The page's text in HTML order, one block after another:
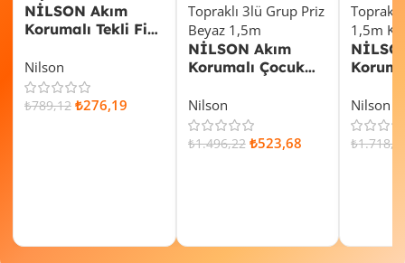
NİLSON Akım
Korumalı Tekli Fiş
40 13 01 05
Nilson
₺789,12 ₺276,19
NİLSON Akım
Korumalı Çocuk
Anahtarlı Topraklı
3lü Grup Priz 1,5m
Beyaz Kutulu 43
Nilson
₺1.496,22 ₺523,68
6lı
Kutulu
Nilson
₺